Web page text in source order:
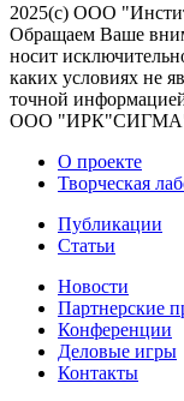
2025(с) ООО
Обращаем Ваше
носит
каких условиях не
точной
ООО
О проекте
Творческая
Публикации
Статьи
Новости
Партнерские
Конференции
Деловые игры
Контакты